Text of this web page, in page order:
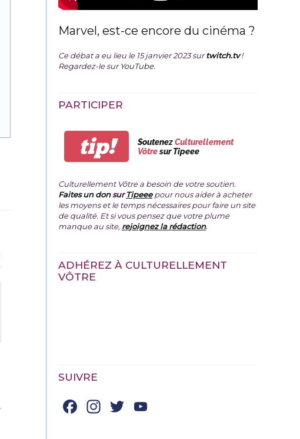
Marvel, est-ce encore du cinéma ?
Ce débat a eu lieu le 15 janvier 2023 surtwitch.tv !
Regardez-le surYouTube.
PARTICIPER
tip! SoutenezCulturellement
Vôtresur Tipeee
Culturellement Vôtre a besoin de votre soutien.
Faites un donsurTipeeepour nous aider à acheter
les moyens et le temps nécessaires pour faire un site
de qualité. Et si vous pensez que votre plume
manque au site, rejoignez la rédaction.
ADHÉREZ À CULTURELLEMENT
VÔTRE
SUIVRE
Facebook
Instagram
Twitter